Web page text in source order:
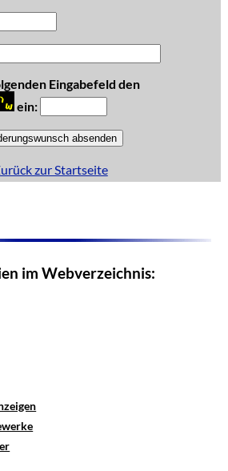
Eingabefeld den
ein:
zur Startseite
im Webverzeichnis: